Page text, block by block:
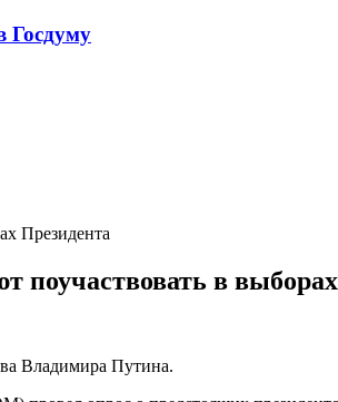
Госдуму
Президента
в выборах
Владимира Путина.